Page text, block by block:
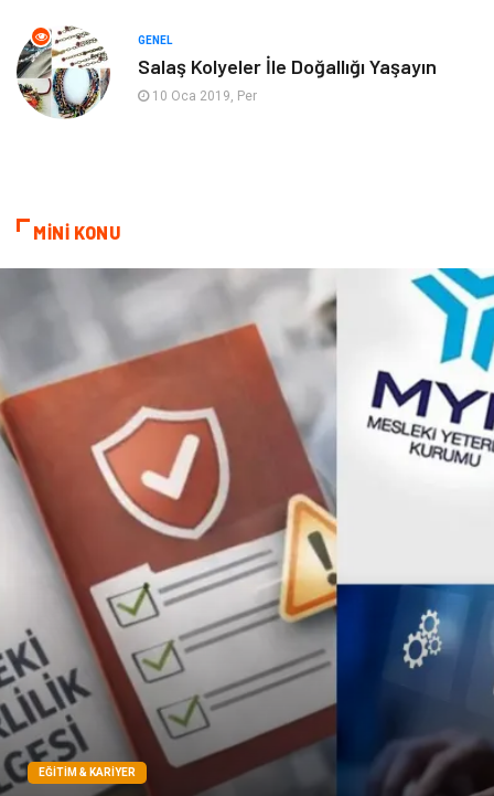
Mobilya
Astroloji
Yazı Tahtaları
Pet Malzemeleri
GENEL
Salaş Kolyeler İle Doğallığı Yaşayın
10 Oca 2019, Per
MİNİ KONU
EĞITIM & KARIYER